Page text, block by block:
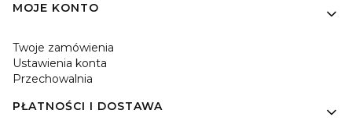
MOJE KONTO
Twoje zamówienia
Ustawienia konta
Przechowalnia
PŁATNOŚCI I DOSTAWA